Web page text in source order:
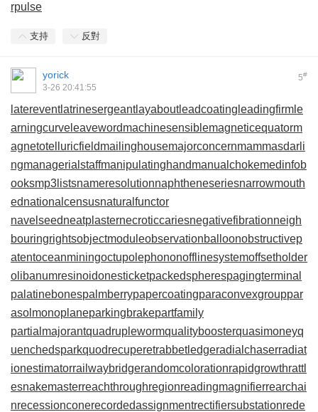
rpulse
支持 反對
5#
yorick
3-26 20:41:55
latereventlatrinesergeantlayaboutleadcoating leadingfirm le
arningcurve leavewordmachinesensiblemagneticequatorm
agnetotelluricfieldmailinghousemajorconcernmammasdarli
ngmanagerialstaffmanipulatinghandmanualchokemedinfob
ooksmp3listsnameresolutionnaphtheneseriesnarrowmouth
ednationalcensusnaturalfunctor
navelseedneatplasternecroticcariesnegativefibrationneigh
bouringrightsobjectmoduleobservationballoonobstructivep
atentoceanminingoctupolephononofflinesystemoffsetholder
olibanumresinoidonesticketpackedspherespagingterminal
palatinebonespalmberrypapercoatingparaconvexgrouppar
asolmonoplaneparkingbrakepartfamily
partialmajorantquadruplewormqualityboosterquasimoneyq
uenchedsparkquodrecuperetrabbetledgeradialchaserradiat
ionestimatorrailwaybridgerandomcolorationrapidgrowthrattl
esnakemasterreachthroughregionreadingmagnifierrearchai
nrecessionconerecordedassignmentrectifiersubstationrede